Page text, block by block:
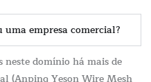
uma empresa comercial?
neste domínio há mais de